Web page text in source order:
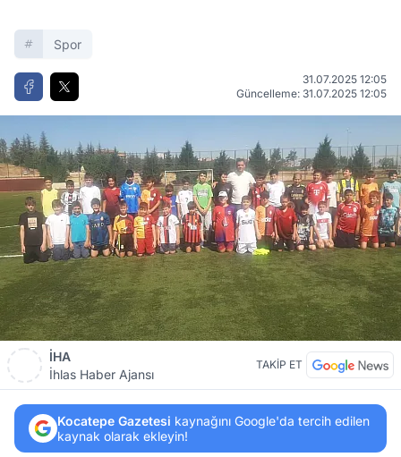
Spor
31.07.2025 12:05
Güncelleme: 31.07.2025 12:05
İHA
İhlas Haber Ajansı
TAKİP ET
Kocatepe Gazetesi kaynağını Google'da tercih edilen
kaynak olarak ekleyin!